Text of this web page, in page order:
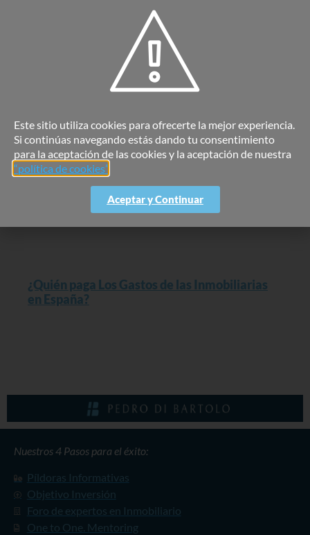
En 2023: España continúa en tendencia entre
los estudiantes internacionales
En 2023: España es tendencia en Inversión
Inmobiliaria
¿Quién paga Los Gastos de las Inmobiliarias
en España?
Nuestros 4 Pasos para el éxito:
Píldoras Informativas
Objetivo Inversión
Foro de expertos en Inmobiliario
One to One. Mentoring
Este sitio utiliza cookies para ofrecerte la mejor experiencia.
Si continúas navegando estás dando tu consentimiento
para la aceptación de las cookies y la aceptación de nuestra
“política de cookies”
Aceptar y Continuar